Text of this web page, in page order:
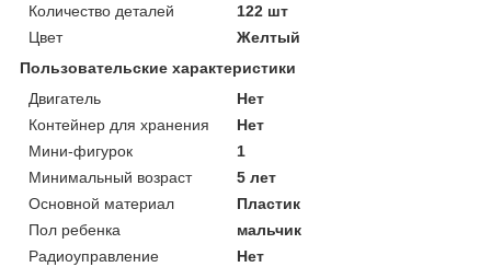
Количество деталей
122 шт
Цвет
Желтый
Пользовательские характеристики
Двигатель
Нет
Контейнер для хранения
Нет
Мини-фигурок
1
Минимальный возраст
5 лет
Основной материал
Пластик
Пол ребенка
мальчик
Радиоуправление
Нет